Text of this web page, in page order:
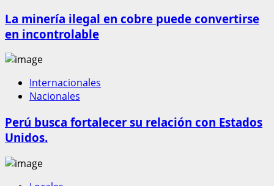
La minería ilegal en cobre puede convertirse
en incontrolable
Internacionales
Nacionales
Perú busca fortalecer su relación con Estados
Unidos.